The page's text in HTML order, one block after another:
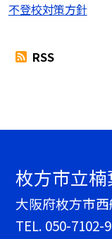
不登校対策方針
RSS
枚方市立
大阪府枚方市
TEL. 050-7102-